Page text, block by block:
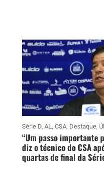
Série D, AL, CSA, Destaque,
“Um passo importante
diz o técnico do CSA
quartas de final da